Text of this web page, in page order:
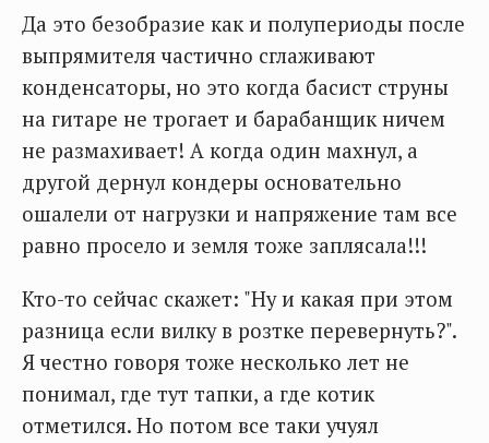
Да это безобразие как и полупериоды после
выпрямителя частично сглаживают
конденсаторы, но это когда басист струны
на гитаре не трогает и барабанщик ничем
не размахивает! А когда один махнул, а
другой дернул кондеры основательно
ошалели от нагрузки и напряжение там все
равно просело и земля тоже заплясала!!!
Кто-то сейчас скажет: "Ну и какая при этом
разница если вилку в розтке перевернуть?".
Я честно говоря тоже несколько лет не
понимал, где тут тапки, а где котик
отметился. Но потом все таки учуял